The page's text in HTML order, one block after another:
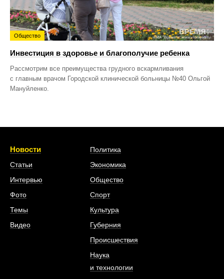
Общество
Инвестиция в здоровье и благополучие ребенка
Рассмотрим все преимущества грудного вскармливания
с главным врачом Городской клинической больницы №40 Ольгой
Мануйленко.
Новости
Статьи
Интервью
Фото
Темы
Видео
Политика
Экономика
Общество
Спорт
Культура
Губерния
Происшествия
Наука
и технологии